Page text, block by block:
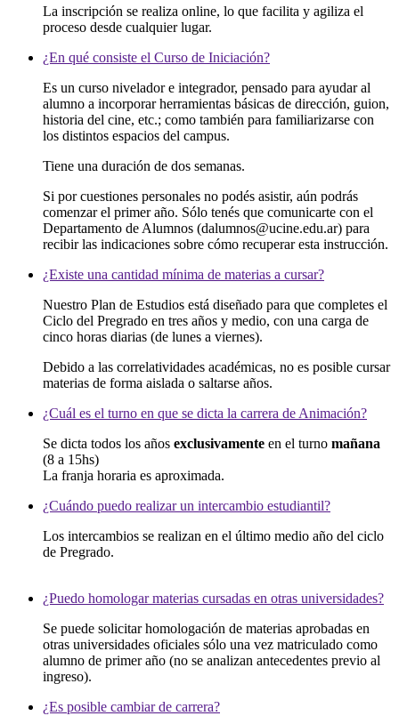
La inscripción se realiza online, lo que facilita y agiliza el
proceso desde cualquier lugar.
¿En qué consiste el Curso de Iniciación?
Es un curso nivelador e integrador, pensado para ayudar al
alumno a incorporar herramientas básicas de dirección, guion,
historia del cine, etc.; como también para familiarizarse con
los distintos espacios del campus.
Tiene una duración de dos semanas.
Si por cuestiones personales no podés asistir, aún podrás
comenzar el primer año. Sólo tenés que comunicarte con el
Departamento de Alumnos (dalumnos@ucine.edu.ar) para
recibir las indicaciones sobre cómo recuperar esta instrucción.
¿Existe una cantidad mínima de materias a cursar?
Nuestro Plan de Estudios está diseñado para que completes el
Ciclo del Pregrado en tres años y medio, con una carga de
cinco horas diarias (de lunes a viernes).
Debido a las correlatividades académicas, no es posible cursar
materias de forma aislada o saltarse años.
¿Cuál es el turno en que se dicta la carrera de Animación?
Se dicta todos los años exclusivamente en el turno mañana
(8 a 15hs)
La franja horaria es aproximada.
¿Cuándo puedo realizar un intercambio estudiantil?
Los intercambios se realizan en el último medio año del ciclo
de Pregrado.
¿Puedo homologar materias cursadas en otras universidades?
Se puede solicitar homologación de materias aprobadas en
otras universidades oficiales sólo una vez matriculado como
alumno de primer año (no se analizan antecedentes previo al
ingreso).
¿Es posible cambiar de carrera?